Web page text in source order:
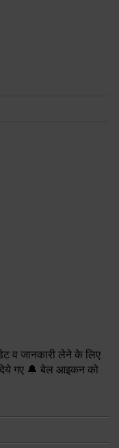
व जानकारी लेने के लिए
गए 🔔 बेल आइकन को